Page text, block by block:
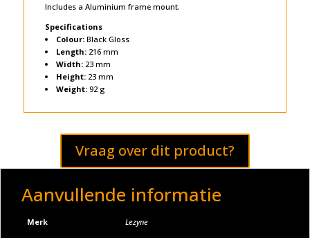
Includes a Aluminium frame mount.
Specifications
Colour: Black Gloss
Length: 216 mm
Width: 23 mm
Height: 23 mm
Weight: 92 g
Vraag over dit product?
Aanvullende informatie
Merk Lezyne